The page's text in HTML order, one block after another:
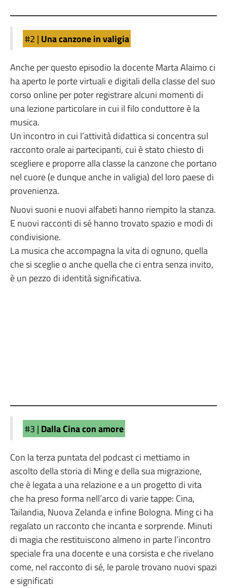
#2 | Una canzone in valigia
Anche per questo episodio la docente Marta Alaimo ci
ha aperto le porte virtuali e digitali della classe del suo
corso online per poter registrare alcuni momenti di
una lezione particolare in cui il filo conduttore è la
musica.
Un incontro in cui l’attività didattica si concentra sul
racconto orale ai partecipanti, cui è stato chiesto di
scegliere e proporre alla classe la canzone che portano
nel cuore (e dunque anche in valigia) del loro paese di
provenienza.
Nuovi suoni e nuovi alfabeti hanno riempito la stanza.
E nuovi racconti di sé hanno trovato spazio e modi di
condivisione.
La musica che accompagna la vita di ognuno, quella
che si sceglie o anche quella che ci entra senza invito,
è un pezzo di identità significativa.
#3 | Dalla Cina con amore
Con la terza puntata del podcast ci mettiamo in
ascolto della storia di Ming e della sua migrazione,
che è legata a una relazione e a un progetto di vita
che ha preso forma nell’arco di varie tappe: Cina,
Tailandia, Nuova Zelanda e infine Bologna. Ming ci ha
regalato un racconto che incanta e sorprende. Minuti
di magia che restituiscono almeno in parte l’incontro
speciale fra una docente e una corsista e che rivelano
come, nel racconto di sé, le parole trovano nuovi spazi
e significati